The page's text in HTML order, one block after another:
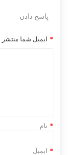
پاسخ دادن
ایمیل شما *
نام *
ایمیل *